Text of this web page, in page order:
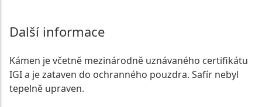
Další informace
Kámen je včetně mezinárodně uznávaného certifikátu
IGI a je zataven do ochranného pouzdra. Safír nebyl
tepelně upraven.